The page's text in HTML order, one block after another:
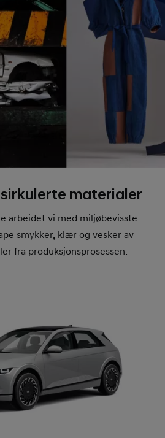
materialer
arbeidet vi med miljøbevisste
smykker, klær og vesker av
fra produksjonsprosessen.